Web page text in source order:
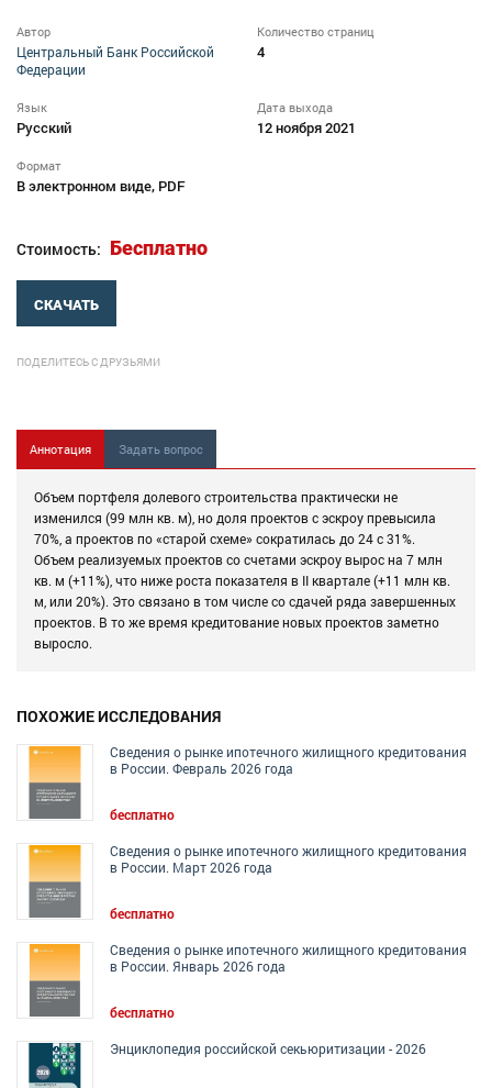
Автор
Центральный Банк Российской
Федерации
Количество страниц
4
Язык
Русский
Дата выхода
12 ноября 2021
Формат
В электронном виде, PDF
Стоимость: Бесплатно
СКАЧАТЬ
ПОДЕЛИТЕСЬ С ДРУЗЬЯМИ
Аннотация Задать вопрос
Объем портфеля долевого строительства практически не
изменился (99 млн кв. м), но доля проектов с эскроу превысила
70%, а проектов по «старой схеме» сократилась до 24 с 31%.
Объем реализуемых проектов со счетами эскроу вырос на 7 млн
кв. м (+11%), что ниже роста показателя в II квартале (+11 млн кв.
м, или 20%). Это связано в том числе со сдачей ряда завершенных
проектов. В то же время кредитование новых проектов заметно
выросло.
ПОХОЖИЕ ИССЛЕДОВАНИЯ
Сведения о рынке ипотечного жилищного кредитования
в России. Февраль 2026 года
бесплатно
Сведения о рынке ипотечного жилищного кредитования
в России. Март 2026 года
бесплатно
Сведения о рынке ипотечного жилищного кредитования
в России. Январь 2026 года
бесплатно
Энциклопедия российской секьюритизации - 2026